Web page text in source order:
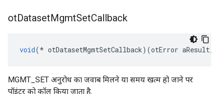
otDatasetMgmtSetCallback
void(* otDatasetMgmtSetCallback)(otError aResult,
MGMT_SET अनुरोध का जवाब मिलने या समय खत्म हो जाने पर
पॉइंटर को कॉल किया जाता है.